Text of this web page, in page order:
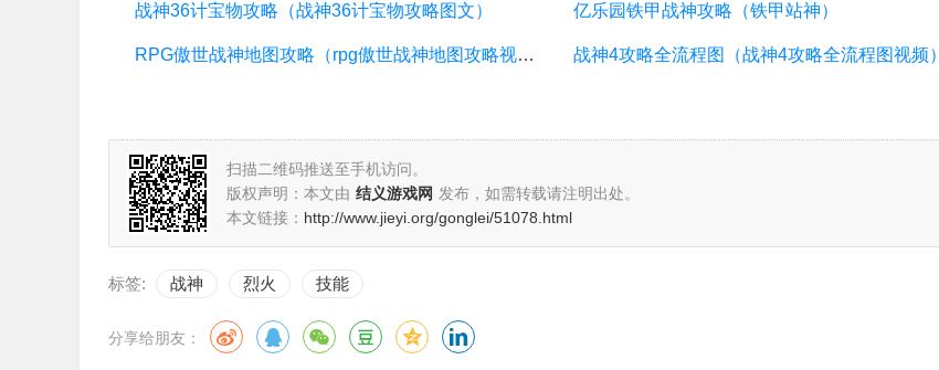
战神36计宝物攻略（战神36计宝物攻略图文） 亿乐园铁甲战神攻略（铁甲站神）
RPG傲世战神地图攻略（rpg傲世战神地图攻略视频） 战神4攻略全流程图（战神4攻略全流程图视频）
扫描二维码推送至手机访问。
版权声明：本文由 结义游戏网 发布，如需转载请注明出处。
本文链接： http://www.jieyi.org/gonglei/51078.html
标签: 战神 烈火 技能
分享给朋友：